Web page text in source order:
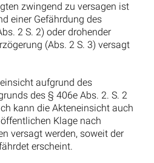
zwingend zu versagen ist
einer Gefährdung des
2 S. 2) oder drohender
(Abs. 2 S. 3) versagt
aufgrund des
des § 406e Abs. 2. S. 2
kann die Akteneinsicht auch
Klage nach
versagt werden, soweit der
erscheint.